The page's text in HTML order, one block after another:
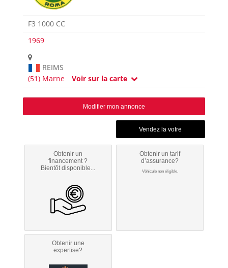
F3 1000 CC
1969
REIMS
(51) Marne
Voir sur la carte
Modifier mon annonce
Obtenir un
financement ?
Bientôt disponible...
Obtenir un tarif
d’assurance?
Véhicule non éligible.
Obtenir une
expertise?